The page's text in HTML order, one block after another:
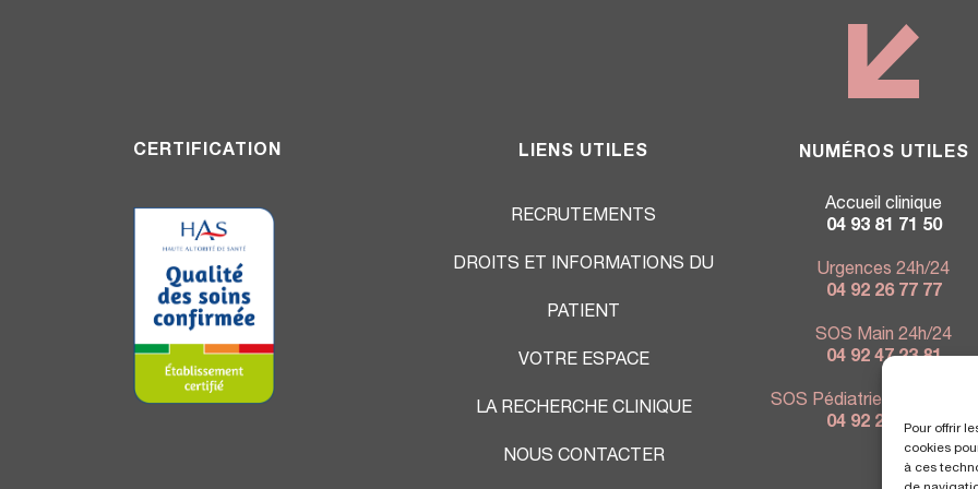
Pour offrir
cookies
à ces
CERTIFICATION LIENS UTILES
RECRUTEMENTS
DROITS ET INFORMATIONS DU
PATIENT
VOTRE ESPACE
LA RECHERCHE CLINIQUE
NOUS CONTACTER
NUMÉROS UTILES
Accueil clinique
04 93 81 71 50
Urgences 24h/24
04 92 26 77 77
SOS Main 24h/24
04 92 47 23 81
SOS Pédiatrie 7j/7 - 9h à
04 92 26 76 80